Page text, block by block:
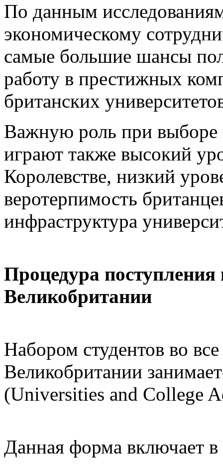
По данным
экономическому
самые большие шансы
работу в престижных
британских
Важную роль при выборе
играют также высокий
Королевстве, низкий
веротерпимость
инфраструктура
Процедура поступления
Великобритании
Набором студентов во
Великобритании
(Universities and College
Данная форма включает в